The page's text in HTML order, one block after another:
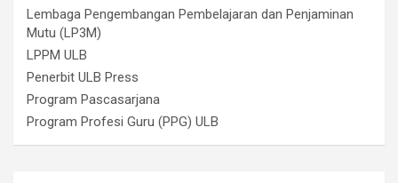
Lembaga Pengembangan Pembelajaran dan Penjaminan
Mutu (LP3M)
LPPM ULB
Penerbit ULB Press
Program Pascasarjana
Program Profesi Guru (PPG) ULB